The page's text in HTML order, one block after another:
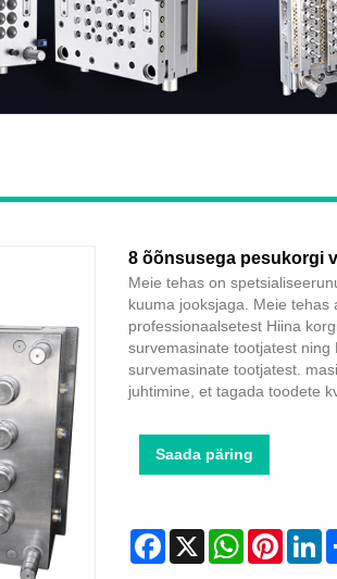
8 õõnsusega pesukorgi
Meie tehas on
kuuma jooksjaga. Meie tehas
professionaalsetest Hiina
survemasinate tootjatest
survemasinate tootjatest.
juhtimine, et tagada toodete
Saada päring
Facebook
X WhatsApp